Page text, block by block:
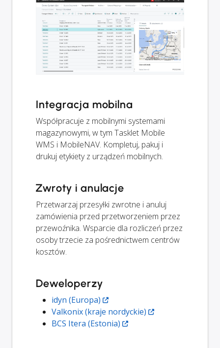
Integracja mobilna
Współpracuje z mobilnymi systemami
magazynowymi, w tym Tasklet Mobile
WMS i MobileNAV. Kompletuj, pakuj i
drukuj etykiety z urządzeń mobilnych.
Zwroty i anulacje
Przetwarzaj przesyłki zwrotne i anuluj
zamówienia przed przetworzeniem przez
przewoźnika. Wsparcie dla rozliczeń przez
osoby trzecie za pośrednictwem centrów
kosztów.
Deweloperzy
idyn (Europa)
Valkonix (kraje nordyckie)
BCS Itera (Estonia)